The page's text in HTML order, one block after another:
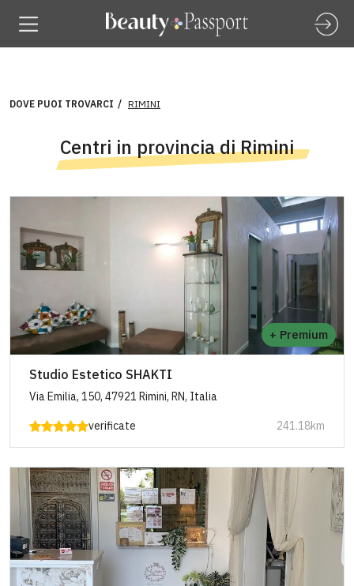
DOVE PUOI TROVARCI RIMINI
Centri in provincia di Rimini
+ Premium
Studio Estetico SHAKTI
Via Emilia, 150, 47921 Rimini, RN, Italia
verificate 241.18km